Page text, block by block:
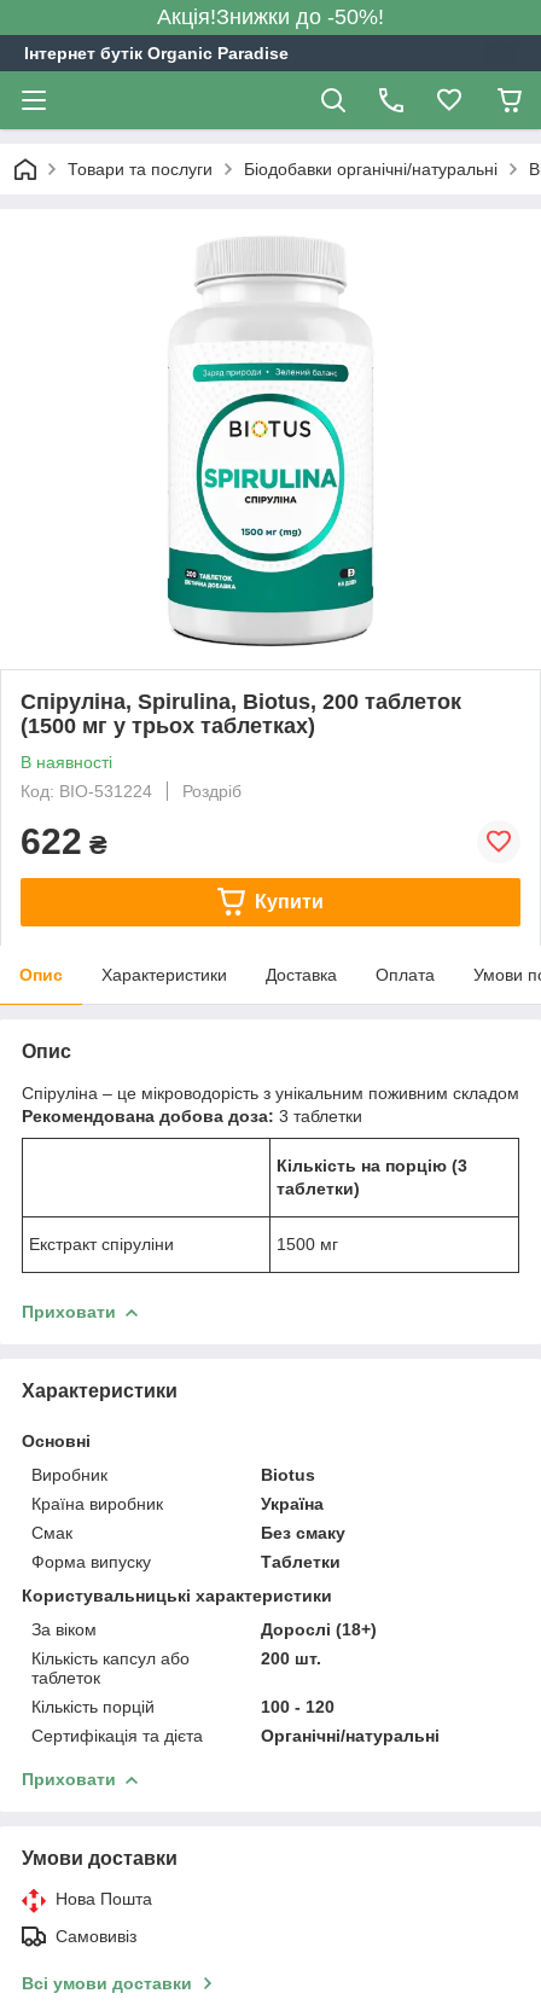
Акція!Знижки до -50%!
Інтернет бутік Organic Paradise
Товари та послуги Біодобавки органічні/натуральні
Спіруліна, Spirulina, Biotus, 200 таблеток
(1500 мг у трьох таблетках)
В наявності
Код: BIO-531224
Роздріб
622 ₴
Купити
Опис Характеристики Доставка Оплата Умови
Опис
Спіруліна – це мікроводорість з унікальним поживним складом
Рекомендована добова доза: 3 таблетки
Кількість на порцію (3
таблетки)
Екстракт спіруліни 1500 мг
Приховати
Характеристики
Основні
Виробник
Biotus
Країна виробник
Україна
Смак
Без смаку
Форма випуску
Таблетки
Користувальницькі характеристики
За віком
Дорослі (18+)
Кількість капсул або
таблеток
200 шт.
Кількість порцій
100 - 120
Сертифікація та дієта
Органічні/натуральні
Приховати
Умови доставки
Нова Пошта
Самовивіз
Всі умови доставки